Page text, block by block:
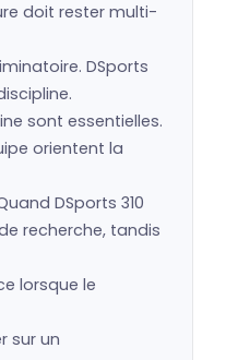
doit rester multi-
DSports
sont essentielles.
orientent la
DSports 310
recherche, tandis
lorsque le
sur un